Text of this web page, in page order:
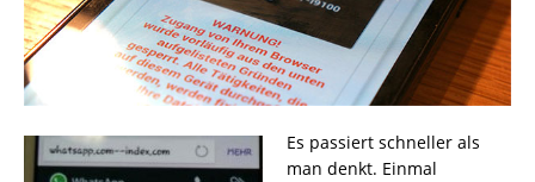
Es passiert schneller als
man denkt. Einmal